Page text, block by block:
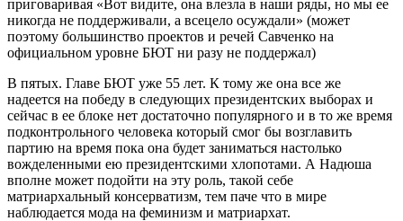
приговаривая «Вот видите, она влезла в наши ряды, но мы ее
никогда не поддерживали, а всецело осуждали» (может
поэтому большинство проектов и речей Савченко на
официальном уровне БЮТ ни разу не поддержал)
В пятых. Главе БЮТ уже 55 лет. К тому же она все же
надеется на победу в следующих президентских выборах и
сейчас в ее блоке нет достаточно популярного и в то же время
подконтрольного человека который смог бы возглавить
партию на время пока она будет заниматься настолько
вожделенными ею президентскими хлопотами. А Надюша
вполне может подойти на эту роль, такой себе
матриархальный консерватизм, тем паче что в мире
наблюдается мода на феминизм и матриархат.